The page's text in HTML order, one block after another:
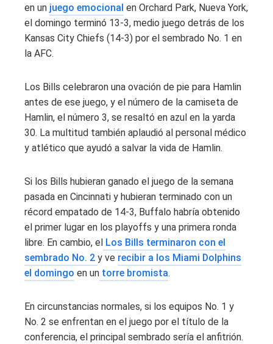
en un juego emocional en Orchard Park, Nueva York,
el domingo terminó 13-3, medio juego detrás de los
Kansas City Chiefs (14-3) por el sembrado No. 1 en
la AFC.
Los Bills celebraron una ovación de pie para Hamlin
antes de ese juego, y el número de la camiseta de
Hamlin, el número 3, se resaltó en azul en la yarda
30. La multitud también aplaudió al personal médico
y atlético que ayudó a salvar la vida de Hamlin.
Si los Bills hubieran ganado el juego de la semana
pasada en Cincinnati y hubieran terminado con un
récord empatado de 14-3, Buffalo habría obtenido
el primer lugar en los playoffs y una primera ronda
libre. En cambio, el Los Bills terminaron con el
sembrado No. 2 y ve recibir a los Miami Dolphins
el domingo en un torre bromista.
En circunstancias normales, si los equipos No. 1 y
No. 2 se enfrentan en el juego por el título de la
conferencia, el principal sembrado sería el anfitrión.